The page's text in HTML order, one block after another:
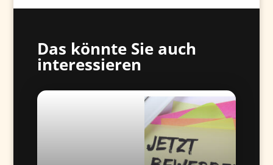
Das könnte Sie auch
interessieren